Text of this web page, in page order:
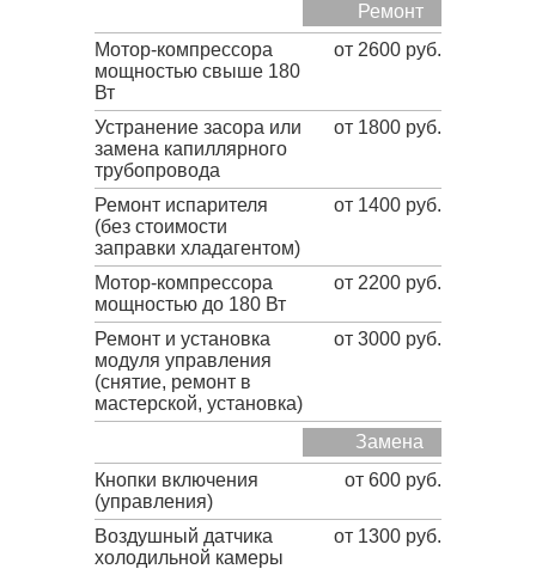
Ремонт
Мотор-компрессора
мощностью свыше 180
Вт
от 2600 руб.
Устранение засора или
замена капиллярного
трубопровода
от 1800 руб.
Ремонт испарителя
(без стоимости
заправки хладагентом)
от 1400 руб.
Мотор-компрессора
мощностью до 180 Вт
от 2200 руб.
Ремонт и установка
модуля управления
(снятие, ремонт в
мастерской, установка)
от 3000 руб.
Замена
Кнопки включения
(управления)
от 600 руб.
Воздушный датчика
холодильной камеры
от 1300 руб.